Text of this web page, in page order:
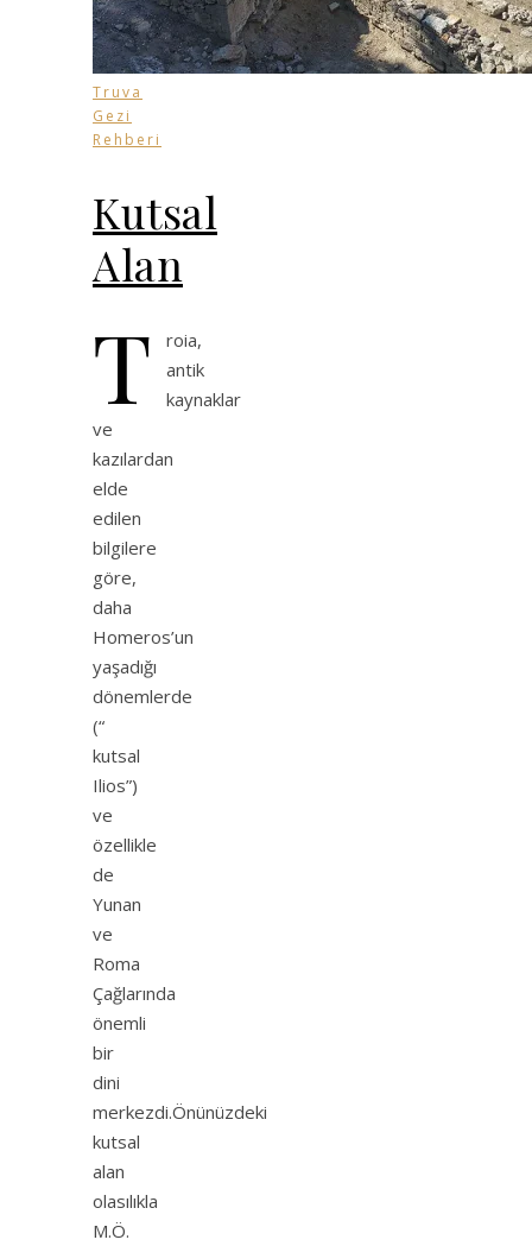
Truva
Gezi
Rehberi
Kutsal
Alan
T
roia,
antik
kaynaklar
ve
kazılardan
elde
edilen
bilgilere
göre,
daha
Homeros’un
yaşadığı
dönemlerde
(“
kutsal
Ilios”)
ve
özellikle
de
Yunan
ve
Roma
Çağlarında
önemli
bir
dini
merkezdi.Önünüzdeki
kutsal
alan
olasılıkla
M.Ö.